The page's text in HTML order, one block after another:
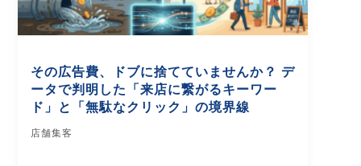
その広告費、ドブに捨てていませんか？ デ
ータで判明した「来店に繋がるキーワー
ド」と「無駄なクリック」の境界線
店舗集客